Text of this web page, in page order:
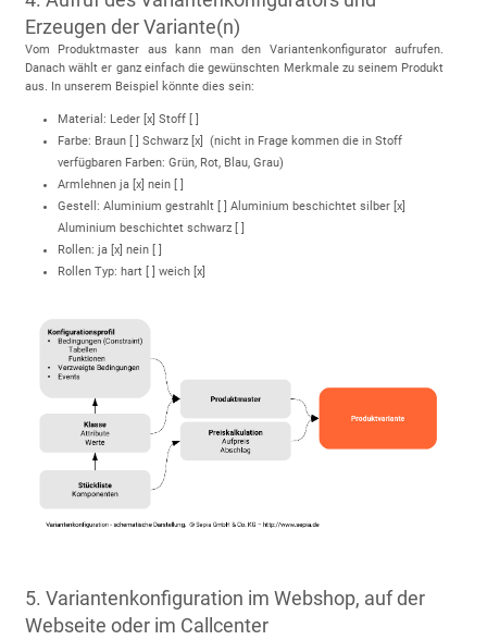
Erzeugen der Variante(n)
Vom Produktmaster aus kann man den Variantenkonfigurator aufrufen.
Danach wählt er ganz einfach die gewünschten Merkmale zu seinem Produkt
aus. In unserem Beispiel könnte dies sein:
Material: Leder [x] Stoff [ ]
Farbe: Braun [ ] Schwarz [x] (nicht in Frage kommen die in Stoff
verfügbaren Farben: Grün, Rot, Blau, Grau)
Armlehnen ja [x] nein [ ]
Gestell: Aluminium gestrahlt [ ] Aluminium beschichtet silber [x]
Aluminium beschichtet schwarz [ ]
Rollen: ja [x] nein [ ]
Rollen Typ: hart [ ] weich [x]
5. Variantenkonfiguration im Webshop, auf der
Webseite oder im Callcenter